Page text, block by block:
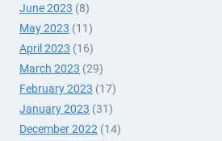
June 2023 (8)
May 2023 (11)
April 2023 (16)
March 2023 (29)
February 2023 (17)
January 2023 (31)
December 2022 (14)